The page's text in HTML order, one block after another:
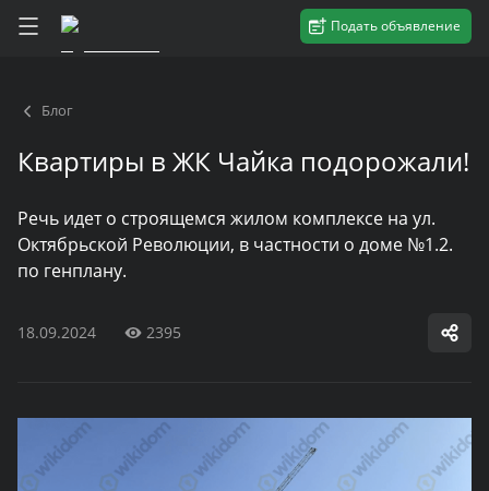
Подать объявление
Блог
Квартиры в ЖК Чайка подорожали!
Речь идет о строящемся жилом комплексе на ул.
Октябрьской Революции, в частности о доме №1.2.
по генплану.
18.09.2024 2395